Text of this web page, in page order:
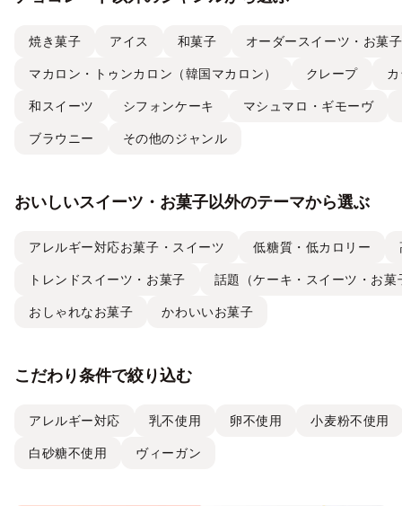
焼き菓子 アイス 和菓子 オーダースイーツ・お菓子
マカロン・トゥンカロン（韓国マカロン） クレープ
和スイーツ シフォンケーキ マシュマロ・ギモーヴ
ブラウニー その他のジャンル
おいしいスイーツ・お菓子以外のテーマから選ぶ
アレルギー対応お菓子・スイーツ 低糖質・低カロリー
トレンドスイーツ・お菓子 話題（ケーキ・スイーツ・お菓
おしゃれなお菓子 かわいいお菓子
こだわり条件で絞り込む
アレルギー対応 乳不使用 卵不使用 小麦粉不使用
白砂糖不使用 ヴィーガン